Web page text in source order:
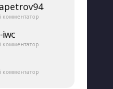
комментатор
​iwc
комментатор
комментатор